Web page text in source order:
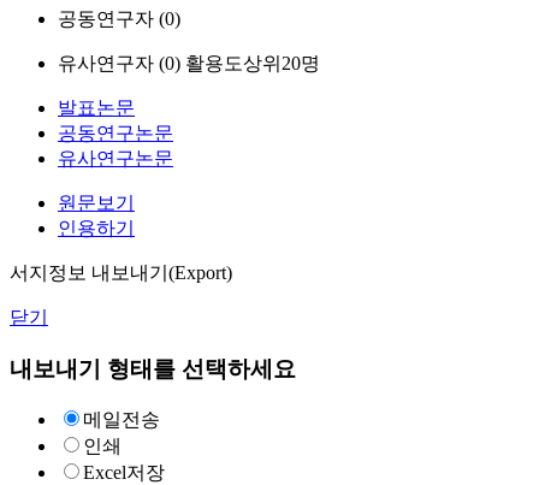
공동연구자 (0)
유사연구자 (0) 활용도상위20명
발표논문
공동연구논문
유사연구논문
원문보기
인용하기
서지정보 내보내기(Export)
닫기
내보내기 형태를 선택하세요
메일전송
인쇄
Excel저장